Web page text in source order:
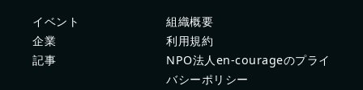
イベント
企業
記事
組織概要
利用規約
NPO法人en-courageのプライ
バシーポリシー